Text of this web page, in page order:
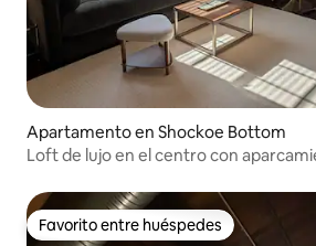
Apartamento en Shockoe Bottom
Loft de lujo en el centro con
Favorito entre huéspedes
Favorito entre huéspedes